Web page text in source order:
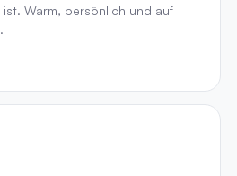
Warm, persönlich und auf